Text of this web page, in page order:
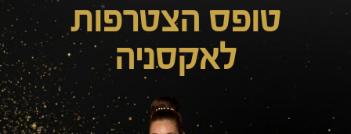
טופס הצטרפות
לאקסניה